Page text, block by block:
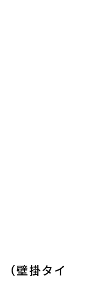
（壁掛タイ